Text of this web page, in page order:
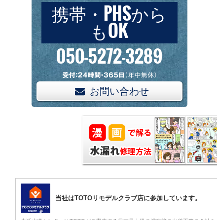
携帯・PHSから
もOK
050-5272-3289
お問い合わせ
当社はTOTOリモデルクラブ店に参加しています。